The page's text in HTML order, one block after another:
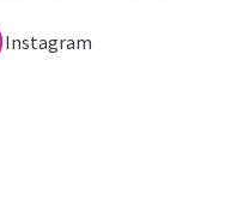
Instagram